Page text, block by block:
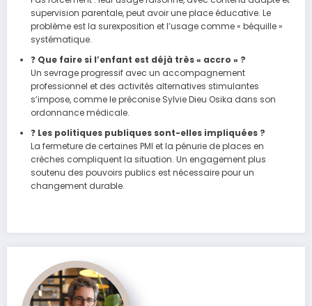
supervision parentale, peut avoir une place éducative. Le
problème est la surexposition et l’usage comme « béquille »
systématique.
❓ Que faire si l’enfant est déjà très « accro » ?
Un sevrage progressif avec un accompagnement
professionnel et des activités alternatives stimulantes
s’impose, comme le préconise Sylvie Dieu Osika dans son
ordonnance médicale.
❓ Les politiques publiques sont-elles impliquées ?
La fermeture de certaines PMI et la pénurie de places en
crèches compliquent la situation. Un engagement plus
soutenu des pouvoirs publics est nécessaire pour un
changement durable.